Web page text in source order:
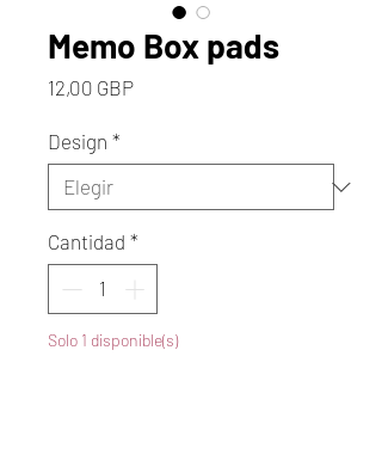
Memo Box pads
12,00 GBPPrecio
Design *
Cantidad *
Solo 1 disponible(s)